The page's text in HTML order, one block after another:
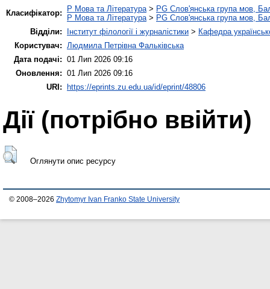
Класифікатор:
P Мова та Література > PG Слов'янська група мов,
P Мова та Література > PG Слов'янська група мов,
Відділи:
Інститут філології і журналістики > Кафедра
Користувач:
Людмила Петрівна Фальківська
Дата подачі: 01 Лип 2026 09:16
Оновлення: 01 Лип 2026 09:16
URI: https://eprints.zu.edu.ua/id/eprint/48806
Дії ​​(потрібно ввійти)
Оглянути опис ресурсу
© 2008–2026 Zhytomyr Ivan Franko State University